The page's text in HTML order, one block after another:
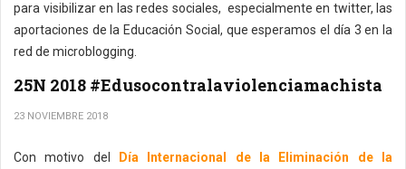
para visibilizar en las redes sociales, especialmente en twitter, las
aportaciones de la Educación Social, que esperamos el día 3 en la
red de microblogging.
25N 2018 #Edusocontralaviolenciamachista
23 NOVIEMBRE 2018
Con motivo del
Día Internacional de la Eliminación de la